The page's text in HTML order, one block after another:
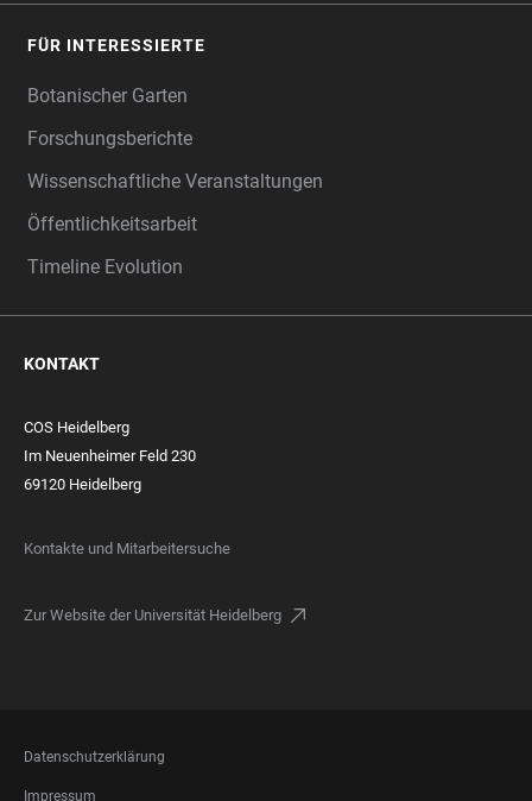
FÜR INTERESSIERTE
Botanischer Garten
Forschungsberichte
Wissenschaftliche Veranstaltungen
Öffentlichkeitsarbeit
Timeline Evolution
KONTAKT
COS Heidelberg
Im Neuenheimer Feld 230
69120 Heidelberg
Kontakte und Mitarbeitersuche
Zur Website der Universität Heidelberg
FOOTER
LEGAL
Datenschutzerklärung
Impressum